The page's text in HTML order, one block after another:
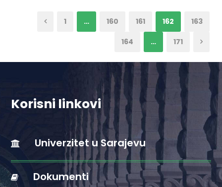
1 … 160 161 162 163
164 … 171
Korisni linkovi
Univerzitet u Sarajevu
Dokumenti